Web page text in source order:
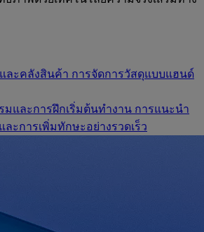
ละคลังสินค้า การจัดการวัสดุแบบแฮนด์
มและการฝึกเริ่มต้นทำงาน การแนะนำ
ละการเพิ่มทักษะอย่างรวดเร็ว